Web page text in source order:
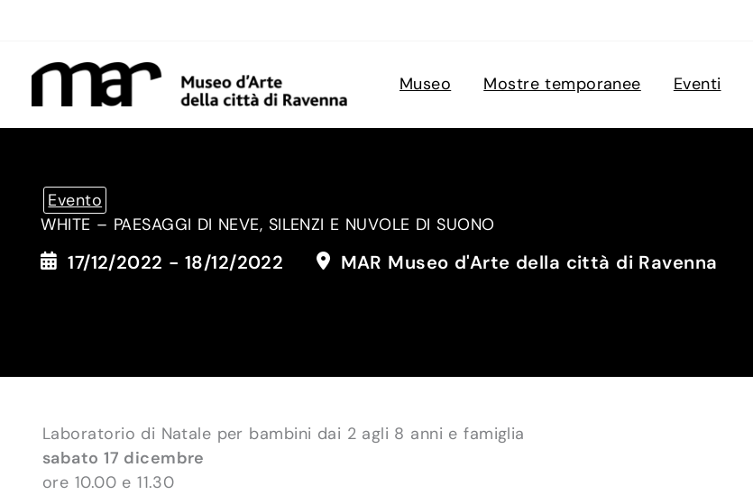
contenuto
Museo
Mostre temporanee Eventi
Evento
WHITE – PAESAGGI DI NEVE, SILENZI E NUVOLE DI SUONO
17/12/2022 - 18/12/2022 MAR Museo d'Arte della città di Ravenna
Laboratorio di Natale per bambini dai 2 agli 8 anni e famiglia
sabato 17 dicembre
ore 10.00 e 11.30